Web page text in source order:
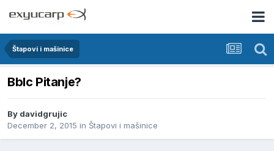
Štapovi i mašinice
Bblc Pitanje?
By davidgrujic
December 2, 2015 in Štapovi i mašinice